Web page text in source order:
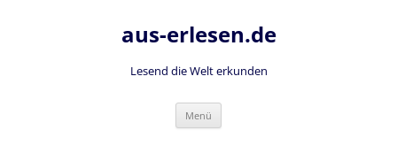
aus-erlesen.de
Lesend die Welt erkunden
Menü